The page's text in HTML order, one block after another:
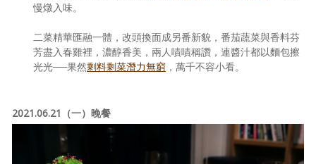
慢燉入味。
二菜精華匯融一體，改頭換面成另番新貌，番茄蔬菜與香料芬
芳盡入春雞裡，濃醇香美，兩人嘖嘖稱讚，連醬汁都以麵包擦
光光──果然剩料剩菜潛力無窮 ，萬千不容小看。
2021.06.21（一）晚餐